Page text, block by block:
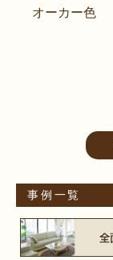
オーカー色
事例一覧